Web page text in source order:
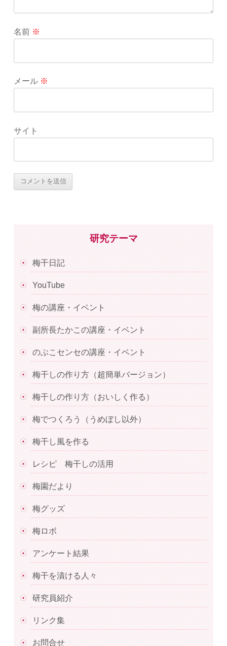
名前 ※
メール ※
サイト
研究テーマ
梅干日記
YouTube
梅の講座・イベント
副所長たかこの講座・イベント
のぶこセンセの講座・イベント
梅干しの作り方（超簡単バージョン）
梅干しの作り方（おいしく作る）
梅でつくろう（うめぼし以外）
梅干し風を作る
レシピ 梅干しの活用
梅園だより
梅グッズ
梅ロボ
アンケート結果
梅干を漬ける人々
研究員紹介
リンク集
お問合せ